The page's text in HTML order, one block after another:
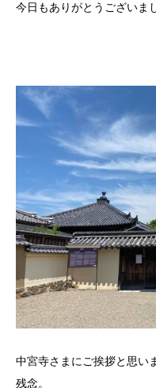
今日もありがとうございま
中宮寺さまにご挨拶と思い
残念。